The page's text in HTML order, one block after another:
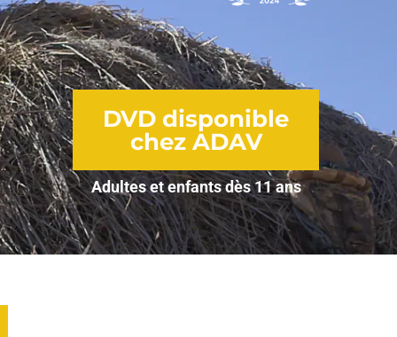
Adultes et enfants dès 11 ans
DVD disponible
chez ADAV